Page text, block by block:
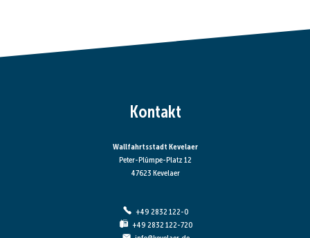
Kontakt
Wallfahrtsstadt Kevelaer
Peter-Plümpe-Platz 12
47623 Kevelaer
+49 2832 122-0
+49 2832 122-720